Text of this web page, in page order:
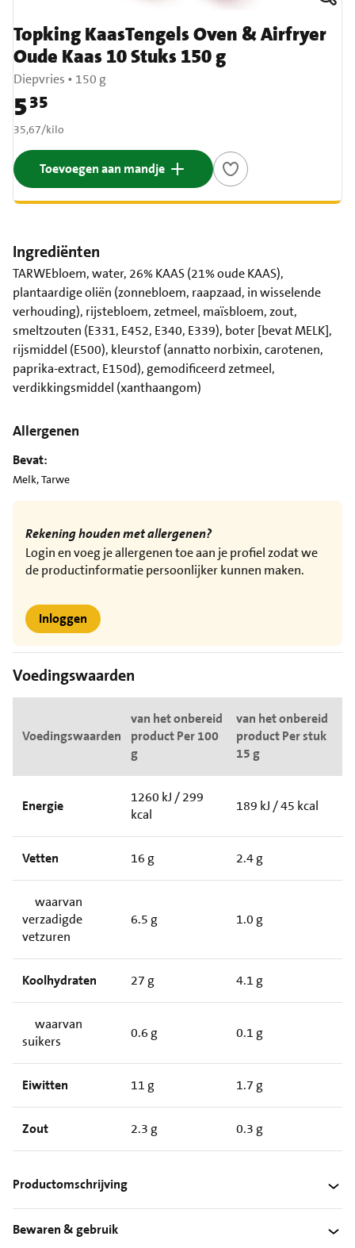
Topking KaasTengels Oven & Airfryer
Oude Kaas 10 Stuks 150 g
Diepvries • 150 g
Prijs: € 5,35
535
€ 35,67 per kilo
35,67/kilo
Toevoegen aan mandje
Ingrediënten
TARWEbloem, water, 26% KAAS (21% oude KAAS),
plantaardige oliën (zonnebloem, raapzaad, in wisselende
verhouding), rijstebloem, zetmeel, maïsbloem, zout,
smeltzouten (E331, E452, E340, E339), boter [bevat MELK],
rijsmiddel (E500), kleurstof (annatto norbixin, carotenen,
paprika-extract, E150d), gemodificeerd zetmeel,
verdikkingsmiddel (xanthaangom)
Allergenen
Bevat:
Melk, Tarwe
Rekening houden met allergenen?
Login en voeg je allergenen toe aan je profiel zodat we
de productinformatie persoonlijker kunnen maken.
Inloggen
Voedingswaarden
Voedingswaarden
van het onbereid
product Per 100
g
van het onbereid
product Per stuk
15 g
Energie
1260 kJ / 299
kcal
189 kJ / 45 kcal
Vetten 16 g 2.4 g
waarvan
verzadigde
vetzuren
6.5 g 1.0 g
Koolhydraten 27 g 4.1 g
waarvan
suikers
0.6 g 0.1 g
Eiwitten 11 g 1.7 g
Zout 2.3 g 0.3 g
Productomschrijving
Bewaren & gebruik